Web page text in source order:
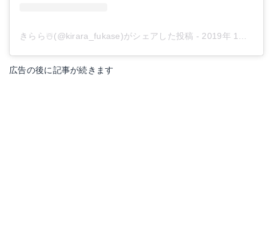
きらら☃️(@kirara_fukase)がシェアした投稿 - 2019年 1月月1日午後4時56分PST
広告の後に記事が続きます